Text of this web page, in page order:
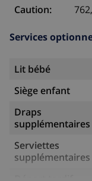
château (dans
Activités
randonnée
planche à voile
villa)
golf,
mountainbiking
Caution:
Services
Lit bébé
Siège enfant
Draps
supplémentaires
Serviettes
supplémentaires